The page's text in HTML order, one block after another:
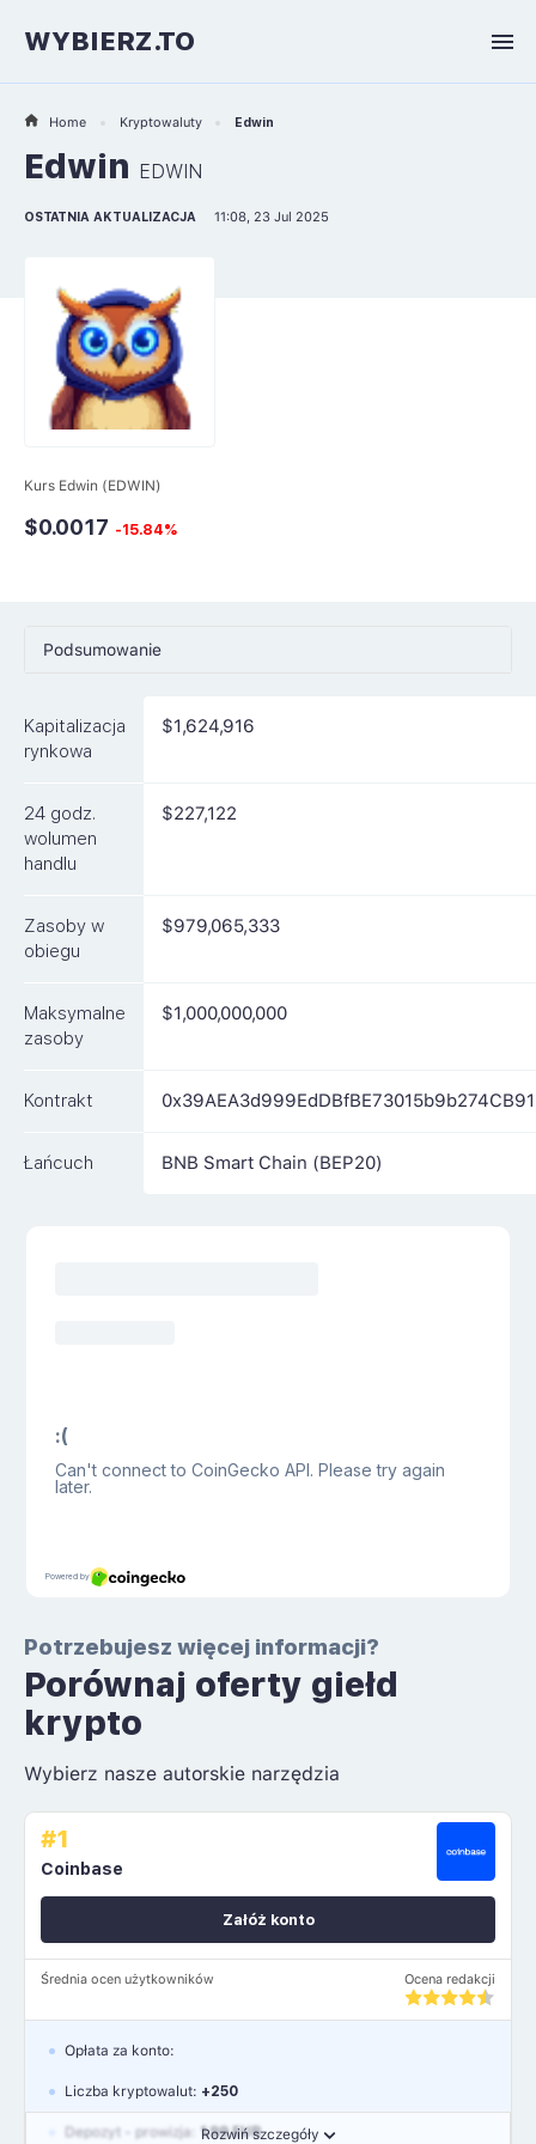
WYBIERZ.TO
Home Kryptowaluty Edwin
Edwin EDWIN
OSTATNIA AKTUALIZACJA 11:08, 23 Jul 2025
Kurs Edwin (EDWIN)
$0.0017 -15.84%
Podsumowanie
Rynki
FAQ
Kapitalizacja
rynkowa
$1,624,916
24 godz.
wolumen
handlu
$227,122
Zasoby w
obiegu
$979,065,333
Maksymalne
zasoby
$1,000,000,000
Kontrakt
Łańcuch BNB Smart Chain (BEP20)
Potrzebujesz więcej informacji?
Porównaj oferty giełd
krypto
Wybierz nasze autorskie narzędzia
#1
Coinbase
Średnia ocen użytkowników Ocena redakcji
Załóż konto
Rozwiń szczegóły
Opłata za konto:
Liczba kryptowalut: +250
Depozyt - prowizja: 1.99 EUR